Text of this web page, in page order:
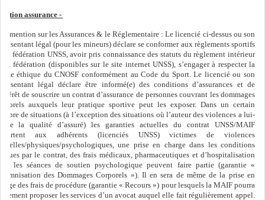
assurance -
mention sur les Assurances & le Réglementaire : Le licencié ci-dessus ou son
légal (pour les mineurs) déclare se conformer aux règlements sportifs
la fédération UNSS, avoir pris connaissance des statuts du règlement intérieur
la fédération (disponibles sur le site internet UNSS), s’engager à respecter la
éthique du CNOSF conformément au Code du Sport. Le licencié ou son
légal déclare être informé(e) des conditions d’assurances et de
de souscrire un contrat d’assurance de personnes couvrant les dommages
auxquels leur pratique sportive peut les exposer. Dans un certain
de situations (à l’exception des situations où l’auteur des violences a lui-
la qualité d’assuré) les garanties actuelles du contrat UNSS/MAIF
aux adhérents (licenciés UNSS) victimes de violences
physiques/psychologiques, une prise en charge dans les conditions
par le contrat, des frais médicaux, pharmaceutiques et d’hospitalisation
les séances de soutien psychologique peuvent faire partie (garantie «
des Dommages Corporels »). Il en sera de même de la prise en
des frais de procédure (garantie « Recours ») pour lesquels la MAIF pourra
proposer les services d’un avocat auquel elle fait régulièrement appel.